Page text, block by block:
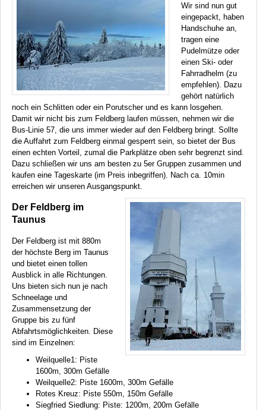
Wir sind nun gut
eingepackt, haben
Handschuhe an,
tragen eine
Pudelmütze oder
einen Ski- oder
Fahrradhelm (zu
empfehlen). Dazu
gehört natürlich
noch ein Schlitten oder ein Porutscher und es kann losgehen.
Damit wir nicht bis zum Feldberg laufen müssen, nehmen wir die
Bus-Linie 57, die uns immer wieder auf den Feldberg bringt. Sollte
die Auffahrt zum Feldberg einmal gesperrt sein, so bietet der Bus
einen echten Vorteil, zumal die Parkplätze oben sehr begrenzt sind.
Dazu schließen wir uns am besten zu 5er Gruppen zusammen und
kaufen eine Tageskarte (im Preis inbegriffen). Nach ca. 10min
erreichen wir unseren Ausgangspunkt.
Der Feldberg im
Taunus
Der Feldberg ist mit 880m
der höchste Berg im Taunus
und bietet einen tollen
Ausblick in alle Richtungen.
Uns bieten sich nun je nach
Schneelage und
Zusammensetzung der
Gruppe bis zu fünf
Abfahrtsmöglichkeiten. Diese
sind im Einzelnen:
Weilquelle1: Piste
1600m, 300m Gefälle
Weilquelle2: Piste 1600m, 300m Gefälle
Rotes Kreuz: Piste 550m, 150m Gefälle
Siegfried Siedlung: Piste: 1200m, 200m Gefälle